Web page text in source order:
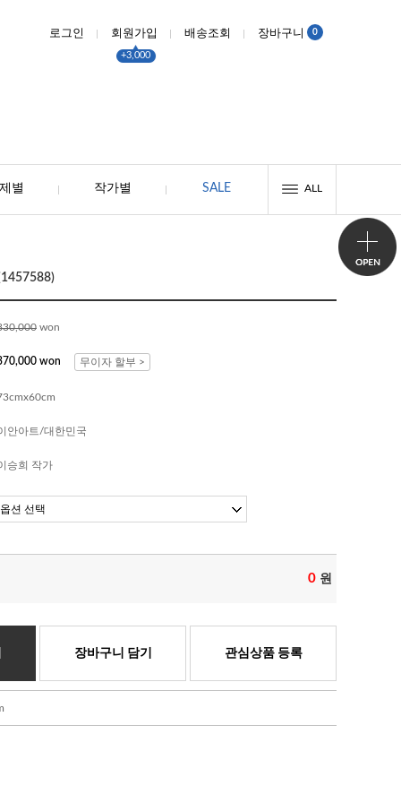
로그인 회원가입
+3,000
배송조회 장바구니 0
별 작가별 SALE ALL
won
won 무이자 할부 >
안아트/대한민국
승희 작가
0 원
장바구니 담기 관심상품 등록